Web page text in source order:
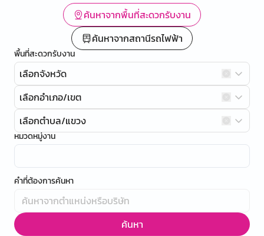
ค้นหาจากพื้นที่สะดวกรับงาน
ค้นหาจากสถานีรถไฟฟ้า
พื้นที่สะดวกรับงาน
เลือกจังหวัด
เลือกอำเภอ/เขต
เลือกตำบล/แขวง
หมวดหมู่งาน
คำที่ต้องการค้นหา
ค้นหา